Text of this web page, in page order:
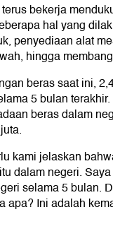
bekerja
hal yang
penyediaan alat
hingga
beras saat ini,
5 bulan
beras dalam
kami jelaskan
dalam negeri.
selama 5 bulan.
apa? Ini adalah